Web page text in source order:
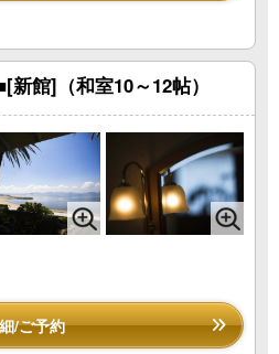
館]（和室10～12帖）
/ご予約